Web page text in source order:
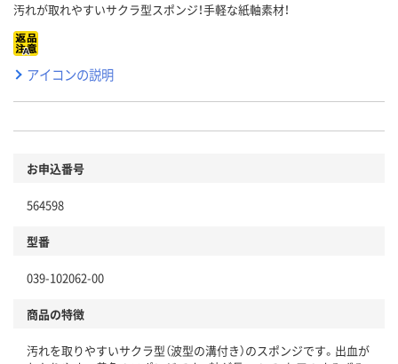
汚れが取れやすいサクラ型スポンジ！手軽な紙軸素材！
アイコンの説明
お申込番号
564598
型番
039-102062-00
商品の特徴
汚れを取りやすいサクラ型（波型の溝付き）のスポンジです。出血が